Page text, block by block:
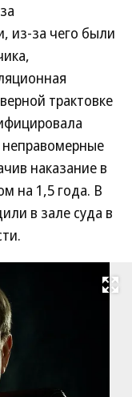
из-за чего были
трактовке
наказание в
на 1,5 года. В
в зале суда в
Развернуть